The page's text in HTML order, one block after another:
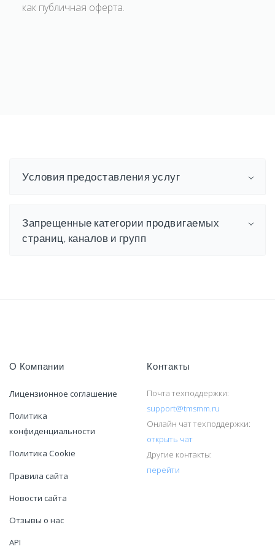
как публичная оферта.
Условия предоставления услуг
Запрещенные категории продвигаемых
страниц, каналов и групп
О Компании
Лицензионное соглашение
Политика
конфиденциальности
Политика Cookie
Правила сайта
Новости сайта
Отзывы о нас
API
Контакты
Почта техподдержки:
support@tmsmm.ru
Онлайн чат техподдержки:
открыть чат
Другие контакты:
перейти